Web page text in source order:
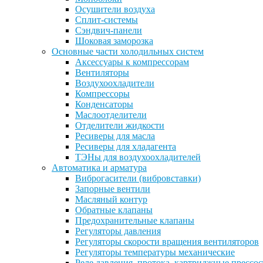
Осушители воздуха
Сплит-системы
Сэндвич-панели
Шоковая заморозка
Основные части холодильных систем
Аксессуары к компрессорам
Вентиляторы
Воздухоохладители
Компрессоры
Конденсаторы
Маслоотделители
Отделители жидкости
Ресиверы для масла
Ресиверы для хладагента
ТЭНы для воздухоохладителей
Автоматика и арматура
Виброгасители (вибровставки)
Запорные вентили
Масляный контур
Обратные клапаны
Предохранительные клапаны
Регуляторы давления
Регуляторы скорости вращения вентиляторов
Регуляторы температуры механические